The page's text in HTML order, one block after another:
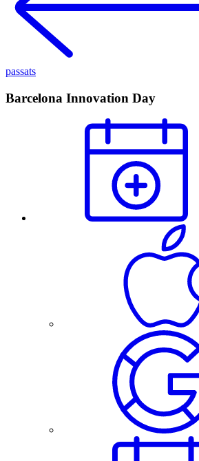
passats
Barcelona Innovation Day